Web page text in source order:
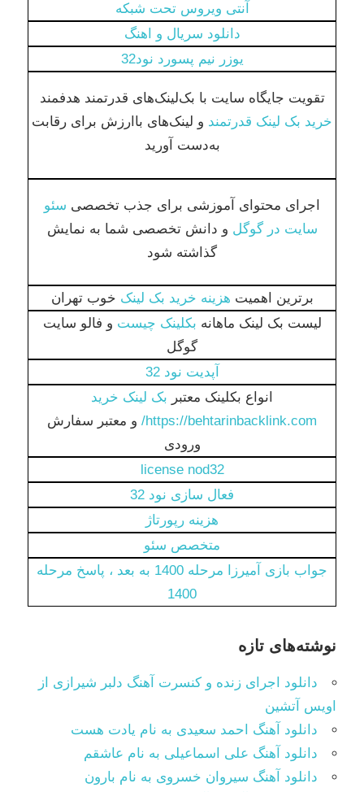
آنتی ویروس تحت شبکه
دانلود سریال و اهنگ
یوزر نیم پسورد نود32
تقویت جایگاه سایت با بک‌لینک‌های قدرتمند هدفمند
خرید بک لینک قدرتمند و لینک‌های باارزش برای رقابت
به‌دست آورید
اجرای محتوای آموزشی برای جذب تخصصی سئو
سایت در گوگل و دانش تخصصی شما به نمایش
گذاشته شود
برترین اهمیت هزینه خرید بک لینک خوب تهران
لیست بک لینک ماهانه بکلینک چیست و فالو سایت
گوگل
آپدیت نود 32
انواع بکلینک معتبر بک لینک خرید
https://behtarinbacklink.com/
و معتبر سفارش
ورودی
license nod32
فعال سازی نود 32
هزینه رپورتاژ
متخصص سئو
جواب بازی آمیرزا مرحله 1400 به بعد ، پاسخ مرحله
1400
نوشته‌های تازه
دانلود اجرای زنده و کنسرت آهنگ دلبر شیرازی از
اویس آتشین
دانلود آهنگ احمد سعیدی به نام یادت هست
دانلود آهنگ علی اسماعیلی به نام عاشقم
دانلود آهنگ سیروان خسروی به نام بارون